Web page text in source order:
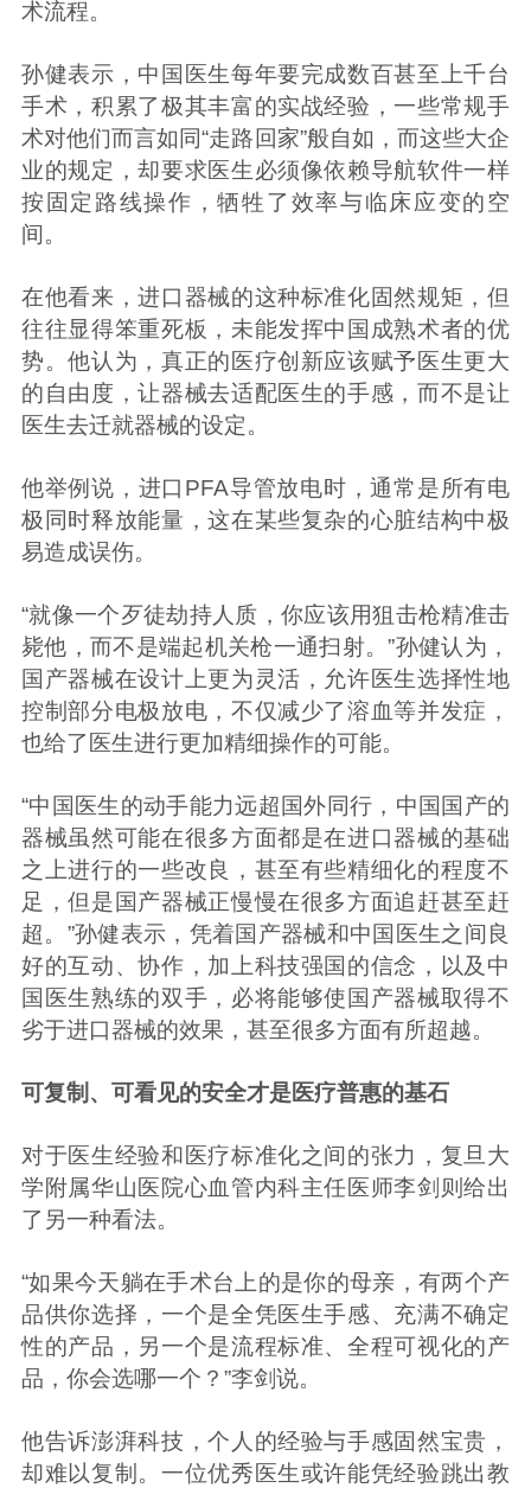
术流程。
孙健表示，中国医生每年要完成数百甚至上千台
手术，积累了极其丰富的实战经验，一些常规手
术对他们而言如同“走路回家”般自如，而这些大企
业的规定，却要求医生必须像依赖导航软件一样
按固定路线操作，牺牲了效率与临床应变的空
间。
在他看来，进口器械的这种标准化固然规矩，但
往往显得笨重死板，未能发挥中国成熟术者的优
势。他认为，真正的医疗创新应该赋予医生更大
的自由度，让器械去适配医生的手感，而不是让
医生去迁就器械的设定。
他举例说，进口PFA导管放电时，通常是所有电
极同时释放能量，这在某些复杂的心脏结构中极
易造成误伤。
“就像一个歹徒劫持人质，你应该用狙击枪精准击
毙他，而不是端起机关枪一通扫射。”孙健认为，
国产器械在设计上更为灵活，允许医生选择性地
控制部分电极放电，不仅减少了溶血等并发症，
也给了医生进行更加精细操作的可能。
“中国医生的动手能力远超国外同行，中国国产的
器械虽然可能在很多方面都是在进口器械的基础
之上进行的一些改良，甚至有些精细化的程度不
足，但是国产器械正慢慢在很多方面追赶甚至赶
超。”孙健表示，凭着国产器械和中国医生之间良
好的互动、协作，加上科技强国的信念，以及中
国医生熟练的双手，必将能够使国产器械取得不
劣于进口器械的效果，甚至很多方面有所超越。
可复制、可看见的安全才是医疗普惠的基石
对于医生经验和医疗标准化之间的张力，复旦大
学附属华山医院心血管内科主任医师李剑则给出
了另一种看法。
“如果今天躺在手术台上的是你的母亲，有两个产
品供你选择，一个是全凭医生手感、充满不确定
性的产品，另一个是流程标准、全程可视化的产
品，你会选哪一个？”李剑说。
他告诉澎湃科技，个人的经验与手感固然宝贵，
却难以复制。一位优秀医生或许能凭经验跳出教